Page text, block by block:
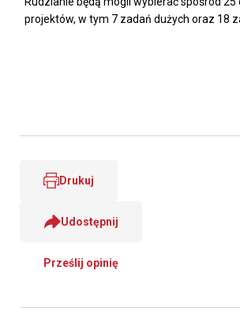
projektów, w tym 7 zadań dużych oraz 18
Drukuj
Udostępnij
Prześlij opinię